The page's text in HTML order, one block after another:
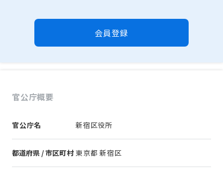
会員登録
官公庁概要
官公庁名 新宿区役所
都道府県 / 市区町村 東京都 新宿区